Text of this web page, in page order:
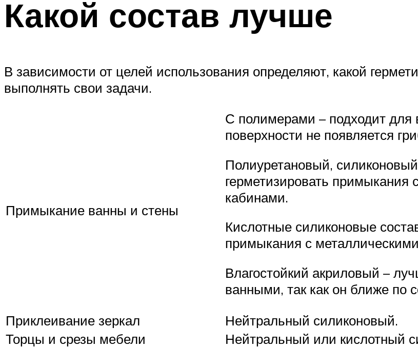
Какой состав лучше
В зависимости от целей использования определяют, какой
выполнять свои задачи.
Примыкание ванны и стены
С полимерами – подходит для
поверхности не появляется
Полиуретановый,
герметизировать
кабинами.
Кислотные силиконовые
примыкания с
Влагостойкий акриловый –
ванными, так как он ближе по
Приклеивание зеркал
Нейтральный силиконовый.
Торцы и срезы мебели
Нейтральный или кислотный